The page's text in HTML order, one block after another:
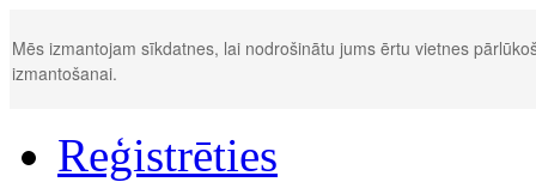
Mēs izmantojam sīkdatnes, lai nodrošinātu jums ērtu vietnes
izmantošanai.
Reģistrēties